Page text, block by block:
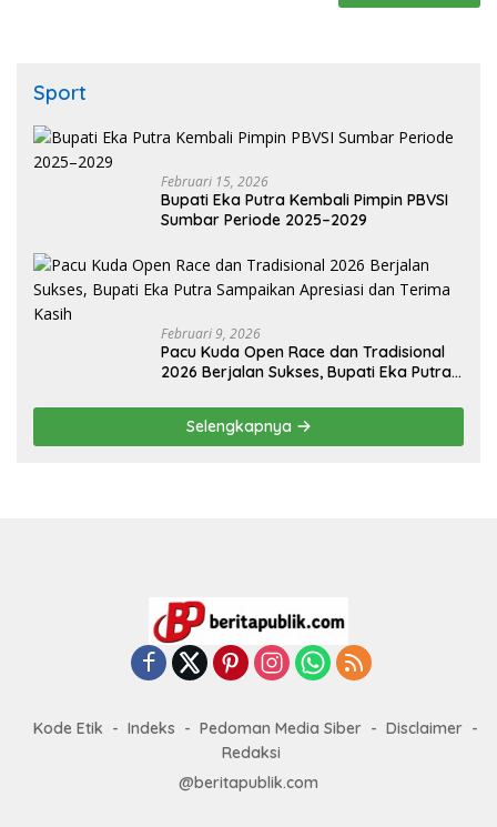
Sport
Februari 15, 2026
Bupati Eka Putra Kembali Pimpin PBVSI
Sumbar Periode 2025–2029
Februari 9, 2026
Pacu Kuda Open Race dan Tradisional
2026 Berjalan Sukses, Bupati Eka Putra
Selengkapnya
Kode Etik Indeks Pedoman Media Siber
Disclaimer
Redaksi
@beritapublik.com